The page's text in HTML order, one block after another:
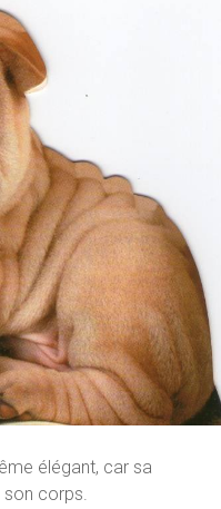
élégant, car sa
son corps.